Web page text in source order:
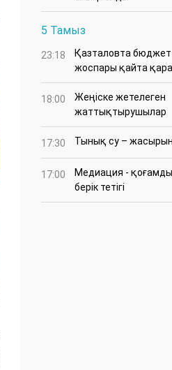
5 Тамыз
23:18
Қазталовта
жоспары қайта
18:00
Жеңіске жетелеген
жаттықтырушылар
17:30 Тынық су –
17:00
Медиация -
берік тетігі